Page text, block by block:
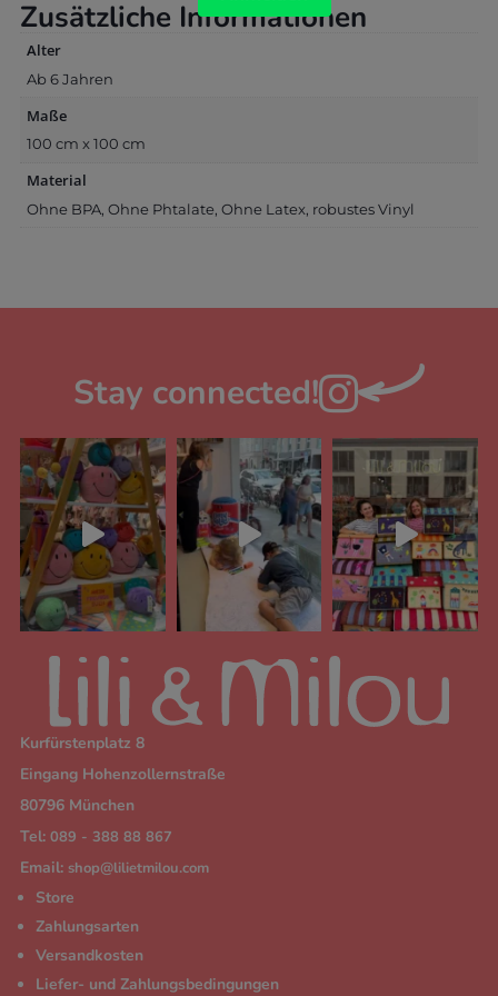
Zusätzliche Informationen
Alter
Ab 6 Jahren
Maße
100 cm x 100 cm
Material
Ohne BPA, Ohne Phtalate, Ohne Latex, robustes Vinyl
Stay connected!
Kurfürstenplatz 8
Eingang Hohenzollernstraße
80796 München
Tel: 089 - 388 88 867
Email: shop@lilietmilou.com
Store
Zahlungsarten
Versandkosten
Liefer- und Zahlungsbedingungen